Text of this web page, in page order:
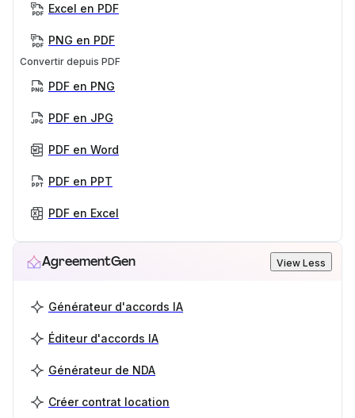
Excel en PDF
PNG en PDF
Convertir depuis PDF
PDF en PNG
PDF en JPG
PDF en Word
PDF en PPT
PDF en Excel
AgreementGen View Less
Générateur d'accords IA
Éditeur d'accords IA
Générateur de NDA
Créer contrat location